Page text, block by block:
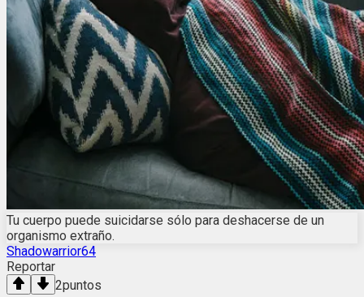
Tu cuerpo puede suicidarse sólo para deshacerse de un
organismo extraño.
Shadowarrior64
Reportar
2puntos